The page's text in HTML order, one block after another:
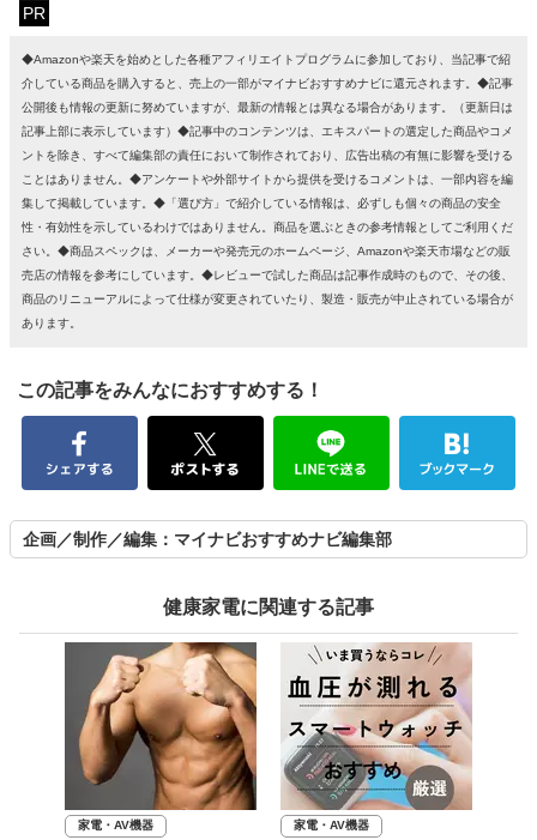
PR
◆Amazonや楽天を始めとした各種アフィリエイトプログラムに参加しており、当記事で紹
介している商品を購入すると、売上の一部がマイナビおすすめナビに還元されます。◆記事
公開後も情報の更新に努めていますが、最新の情報とは異なる場合があります。（更新日は
記事上部に表示しています）◆記事中のコンテンツは、エキスパートの選定した商品やコメ
ントを除き、すべて編集部の責任において制作されており、広告出稿の有無に影響を受ける
ことはありません。◆アンケートや外部サイトから提供を受けるコメントは、一部内容を編
集して掲載しています。◆「選び方」で紹介している情報は、必ずしも個々の商品の安全
性・有効性を示しているわけではありません。商品を選ぶときの参考情報としてご利用くだ
さい。◆商品スペックは、メーカーや発売元のホームページ、Amazonや楽天市場などの販
売店の情報を参考にしています。◆レビューで試した商品は記事作成時のもので、その後、
商品のリニューアルによって仕様が変更されていたり、製造・販売が中止されている場合が
あります。
この記事をみんなにおすすめする！
企画／制作／編集：マイナビおすすめナビ編集部
健康家電に関連する記事
家電・AV機器 家電・AV機器